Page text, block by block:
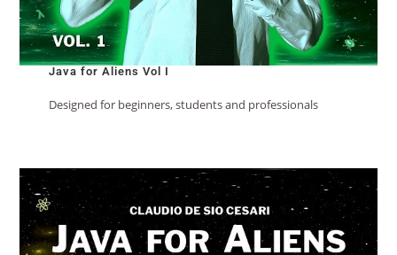
Java for Aliens Vol I
Designed for beginners, students and professionals